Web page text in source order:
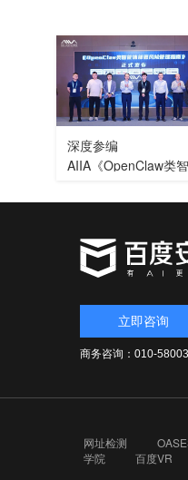
深度参编
AIIA《OpenClaw类
百度安全引领智能体
立即咨询
商务咨询：010-
网址检测
学院
百度VR